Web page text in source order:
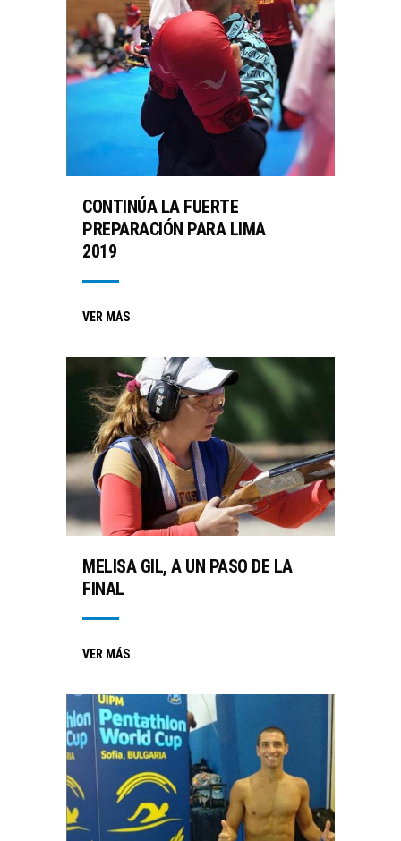
CONTINÚA LA FUERTE
PREPARACIÓN PARA LIMA
2019
VER MÁS
MELISA GIL, A UN PASO DE LA
FINAL
VER MÁS